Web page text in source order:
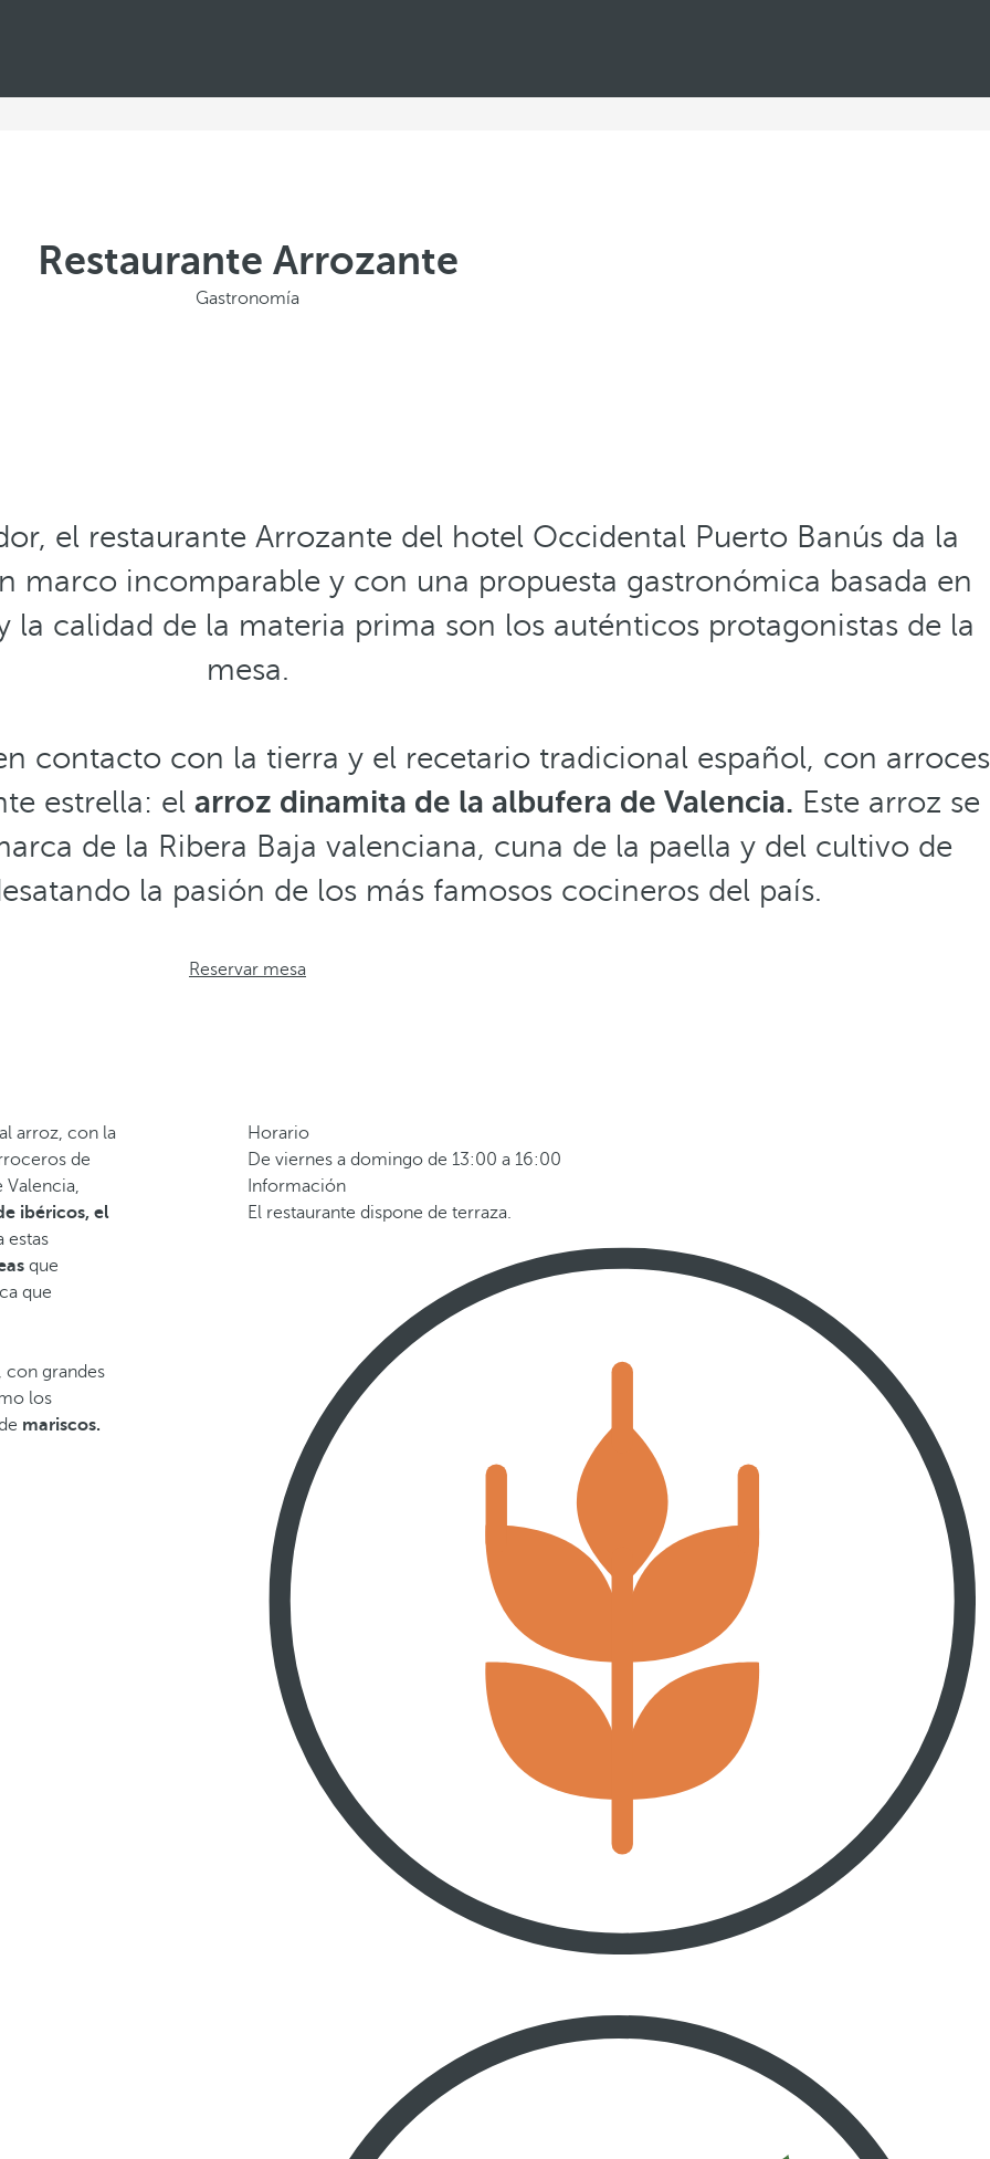
Restaurante Arrozante
Gastronomía
el restaurante Arrozante del hotel Occidental Puerto Banús da la
marco incomparable y con una propuesta gastronómica basada en
la calidad de la materia prima son los auténticos protagonistas de la
mesa.
contacto con la tierra y el recetario tradicional español, con arroces
estrella: el arroz dinamita de la albufera de Valencia. Este arroz se
de la Ribera Baja valenciana, cuna de la paella y del cultivo de
la pasión de los más famosos cocineros del país.
Reservar mesa
arroz, con la
de
Valencia,
ibéricos, el
estas
que
que
con grandes
los
mariscos.
Horario
De viernes a domingo de 13:00 a 16:00
Información
El restaurante dispone de terraza.